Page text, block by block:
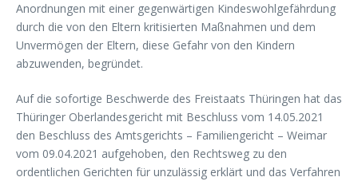
Anordnungen mit einer gegenwärtigen Kindeswohlgefährdung
durch die von den Eltern kritisierten Maßnahmen und dem
Unvermögen der Eltern, diese Gefahr von den Kindern
abzuwenden, begründet.
Auf die sofortige Beschwerde des Freistaats Thüringen hat das
Thüringer Oberlandesgericht mit Beschluss vom 14.05.2021
den Beschluss des Amtsgerichts – Familiengericht – Weimar
vom 09.04.2021 aufgehoben, den Rechtsweg zu den
ordentlichen Gerichten für unzulässig erklärt und das Verfahren